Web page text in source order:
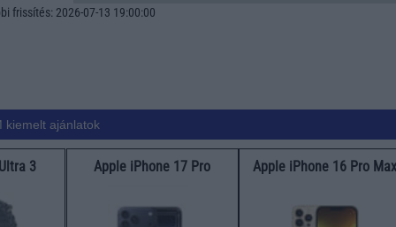
frissítés: 2026-07-13 19:00:00
kiemelt ajánlatok
3 Apple iPhone 17 Pro Apple iPhone 16 Pro